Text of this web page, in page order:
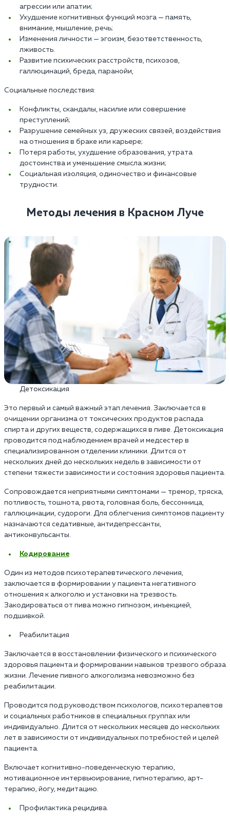
агрессии или апатии;
Ухудшение когнитивных функций мозга — память,
внимание, мышление, речь;
Изменения личности — эгоизм, безответственность,
лживость.
Развитие психических расстройств, психозов,
галлюцинаций, бреда, паранойи,
Социальные последствия:
Конфликты, скандалы, насилие или совершение
преступлений;
Разрушение семейных уз, дружеских связей, воздействия
на отношения в браке или карьере;
Потеря работы, ухудшение образования, утрата
достоинства и уменьшение смысла жизни;
Социальная изоляция, одиночество и финансовые
трудности.
Методы лечения в Красном Луче
Детоксикация
Это первый и самый важный этап лечения. Заключается в
очищении организма от токсических продуктов распада
спирта и других веществ, содержащихся в пиве. Детоксикация
проводится под наблюдением врачей и медсестер в
специализированном отделении клиники. Длится от
нескольких дней до нескольких недель в зависимости от
степени тяжести зависимости и состояния здоровья пациента.
Сопровождается неприятными симптомами — тремор, тряска,
потливость, тошнота, рвота, головная боль, бессонница,
галлюцинации, судороги. Для облегчения симптомов пациенту
назначаются седативные, антидепрессанты,
антиконвульсанты.
Кодирование
Один из методов психотерапевтического лечения,
заключается в формировании у пациента негативного
отношения к алкоголю и установки на трезвость.
Закодироваться от пива можно гипнозом, инъекцией,
подшивкой.
Реабилитация
Заключается в восстановлении физического и психического
здоровья пациента и формировании навыков трезвого образа
жизни. Лечение пивного алкоголизма невозможно без
реабилитации.
Проводится под руководством психологов, психотерапевтов
и социальных работников в специальных группах или
индивидуально. Длится от нескольких месяцев до нескольких
лет в зависимости от индивидуальных потребностей и целей
пациента.
Включает когнитивно-поведенческую терапию,
мотивационное интервьюирование, гипнотерапию, арт-
терапию, йогу, медитацию.
Профилактика рецидива.